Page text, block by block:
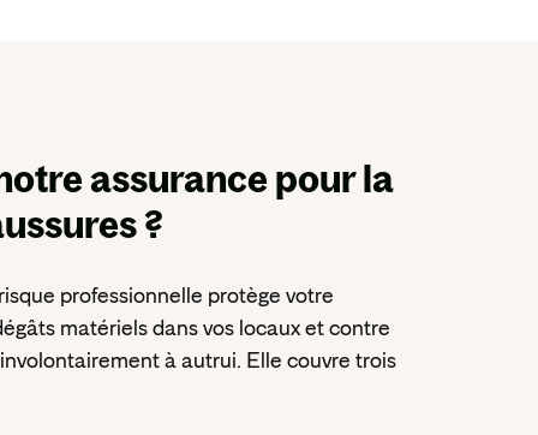
assurancepour la
?
professionnelle protège votre
matériels dans vos locaux et contre
à autrui. Elle couvre trois